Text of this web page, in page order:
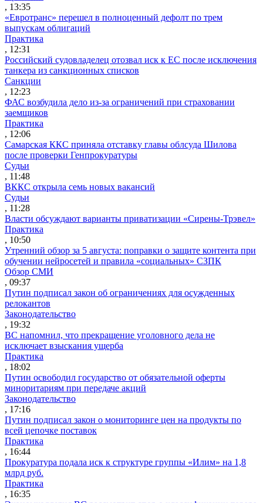
, 13:35
«Евротранс» перешел в полноценный дефолт по трем
выпускам облигаций
Практика
, 12:31
Российский судовладелец отозвал иск к ЕС после исключения
танкера из санкционных списков
Санкции
, 12:23
ФАС возбудила дело из-за ограничений при страховании
заемщиков
Практика
, 12:06
Самарская ККС приняла отставку главы облсуда Шилова
после проверки Генпрокуратуры
Судьи
, 11:48
ВККС открыла семь новых вакансий
Судьи
, 11:28
Власти обсуждают варианты приватизации «Сирены-Трэвел»
Практика
, 10:50
Утренний обзор за 5 августа: поправки о защите контента при
обучении нейросетей и правила «социальных» СЗПК
Обзор СМИ
, 09:37
Путин подписал закон об ограничениях для осужденных
релокантов
Законодательство
, 19:32
ВС напомнил, что прекращение уголовного дела не
исключает взыскания ущерба
Практика
, 18:02
Путин освободил государство от обязательной оферты
миноритариям при передаче акций
Законодательство
, 17:16
Путин подписал закон о мониторинге цен на продукты по
всей цепочке поставок
Практика
, 16:44
Прокуратура подала иск к структуре группы «Илим» на 1,8
млрд руб.
Практика
, 16:35